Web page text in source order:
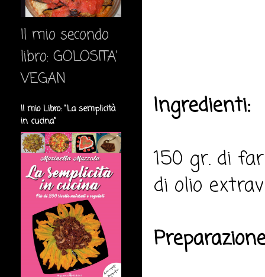
Ingredienti:
150 gr. di
di olio
Il mio secondo
libro: GOLOSITA'
VEGAN
Il mio Libro: "La semplicità
in cucina"